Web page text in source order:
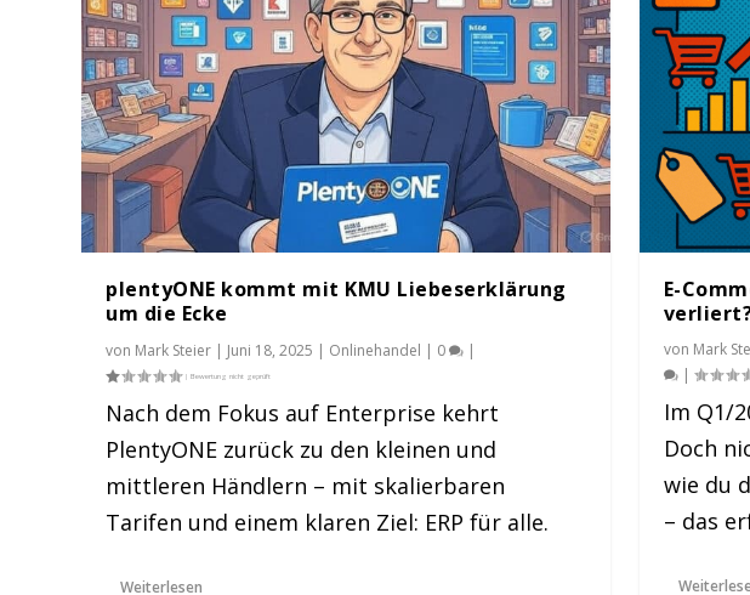
E-Commerce Q1/2025: Wer wächst – und wer
Kaufland Global Marketplace: Die besten
|
Erfolgreich starten im Onlinehandel – Vertri...
Gepostet vonAmazon|Apr. 22, 2024 |Amazon,Amazon Unternehmer der Zukunft,
plentyONE kommt mit KMU Liebeserklärung
um die Ecke
von Mark Steier | Juni 18, 2025 | Onlinehandel | 0 |
Nach dem Fokus auf Enterprise kehrt
PlentyONE zurück zu den kleinen und
mittleren Händlern – mit skalierbaren
Tarifen und einem klaren Ziel: ERP für alle.
Weiterlesen
E-
von Mark
|
Im Q1/
Doch
wie du
– das